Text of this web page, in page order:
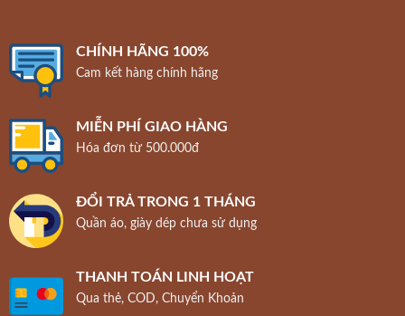
CHÍNH HÃNG 100%
Cam kết hàng chính hãng
MIỄN PHÍ GIAO HÀNG
Hóa đơn từ 500.000đ
ĐỔI TRẢ TRONG 1 THÁNG
Quần áo, giày dép chưa sử dụng
THANH TOÁN LINH HOẠT
Qua thẻ, COD, Chuyển Khoản